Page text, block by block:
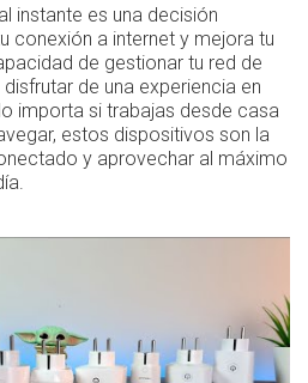
instante es una decisión
conexión a internet y mejora tu
de gestionar tu red de
de una experiencia en
importa si trabajas desde casa
estos dispositivos son la
y aprovechar al máximo